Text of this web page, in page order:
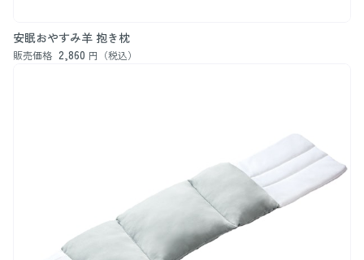
安眠おやすみ羊 抱き枕
販売価格 2,860 円（税込）